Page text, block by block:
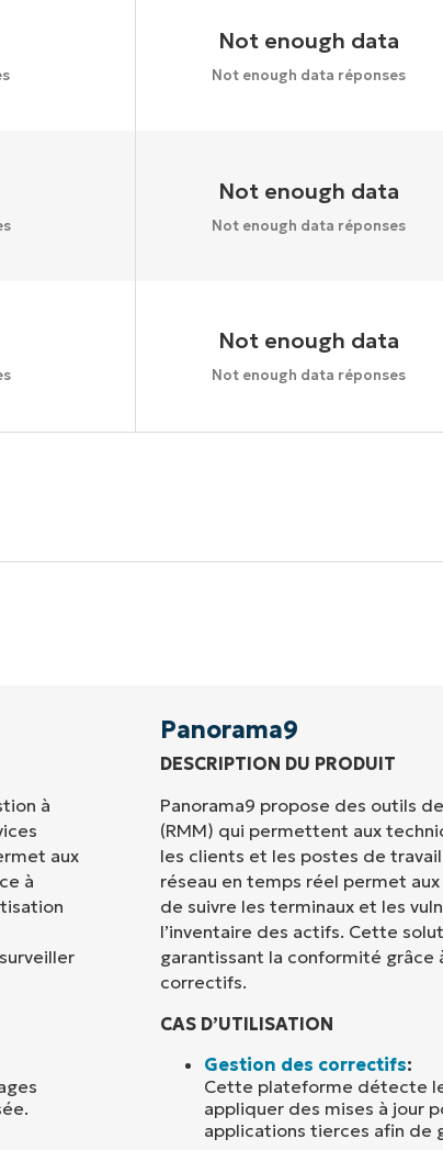
Not enough data
Not enough data réponses
Not enough data
Not enough data réponses
Not enough data
Not enough data réponses
à
aux
à
Panorama9
DESCRIPTION DU PRODUIT
Panorama9 propose des outils
(RMM) qui permettent aux
les clients et les postes de
réseau en temps réel permet
de suivre les terminaux et les
l’inventaire des actifs. Cette
garantissant la conformité
correctifs.
CAS D’UTILISATION
Gestion des correctifs:
Cette plateforme détecte
appliquer des mises à jour
applications tierces afin de
Company